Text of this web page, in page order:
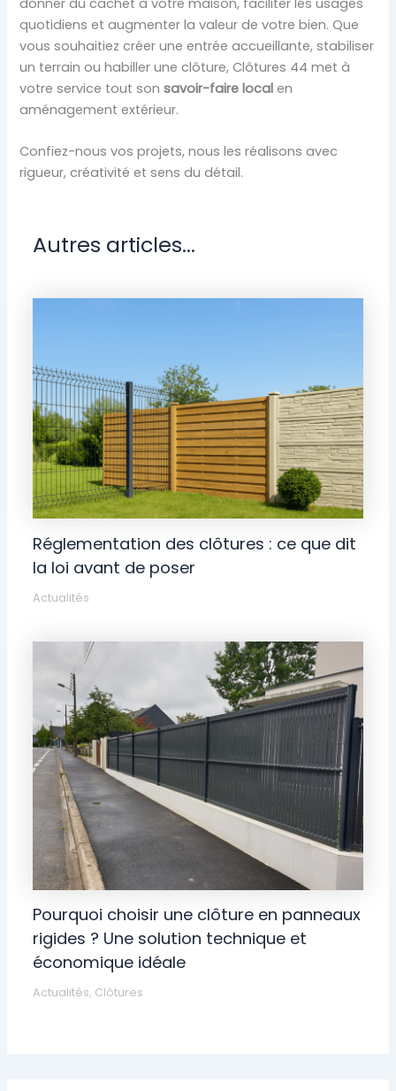
quotidiens et augmenter la valeur de votre bien. Que
vous souhaitiez créer une entrée accueillante, stabiliser
un terrain ou habiller une clôture, Clôtures 44 met à
votre service tout sonsavoir-faire local en
aménagement extérieur.
Confiez-nous vos projets, nous les réalisons avec
rigueur, créativité et sens du détail.
Autres articles...
Réglementation des clôtures : ce que dit
la loi avant de poser
Actualités
Pourquoi choisir une clôture en panneaux
rigides ? Une solution technique et
économique idéale
Actualités, Clôtures